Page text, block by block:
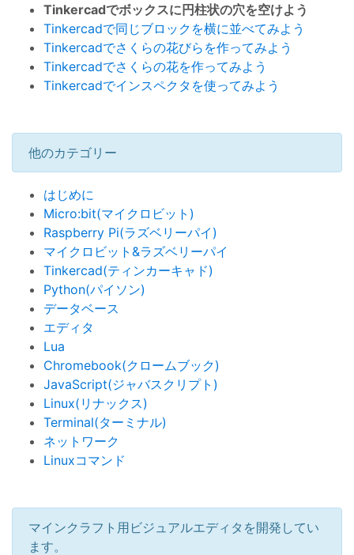
Tinkercadでボックスに円柱状の穴を空けよう
Tinkercadで同じブロックを横に並べてみよう
Tinkercadでさくらの花びらを作ってみよう
Tinkercadでさくらの花を作ってみよう
Tinkercadでインスペクタを使ってみよう
他のカテゴリー
はじめに
Micro:bit(マイクロビット)
Raspberry Pi(ラズベリーパイ)
マイクロビット&ラズベリーパイ
Tinkercad(ティンカーキャド)
Python(パイソン)
データベース
エディタ
Lua
Chromebook(クロームブック)
JavaScript(ジャバスクリプト)
Linux(リナックス)
Terminal(ターミナル)
ネットワーク
Linuxコマンド
マインクラフト用ビジュアルエディタを開発してい
ます。